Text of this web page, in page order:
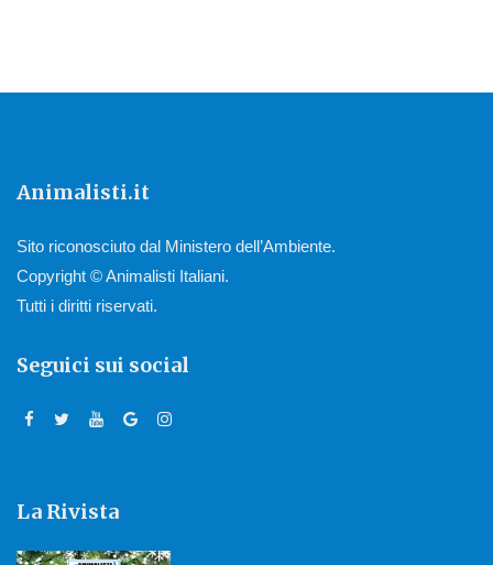
Animalisti.it
Sito riconosciuto dal Ministero dell’Ambiente.
Copyright © Animalisti Italiani.
Tutti i diritti riservati.
Seguici sui social
La Rivista